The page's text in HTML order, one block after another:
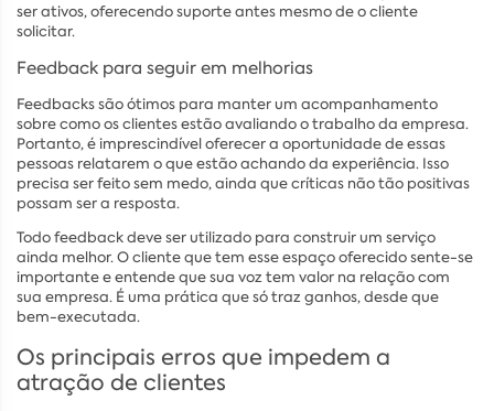
ser ativos, oferecendo suporte antes mesmo de o cliente
solicitar.
Feedback para seguir em melhorias
Feedbacks são ótimos para manter um acompanhamento
sobre como os clientes estão avaliando o trabalho da empresa.
Portanto, é imprescindível oferecer a oportunidade de essas
pessoas relatarem o que estão achando da experiência. Isso
precisa ser feito sem medo, ainda que críticas não tão positivas
possam ser a resposta.
Todo feedback deve ser utilizado para construir um serviço
ainda melhor. O cliente que tem esse espaço oferecido sente-se
importante e entende que sua voz tem valor na relação com
sua empresa. É uma prática que só traz ganhos, desde que
bem-executada.
Os principais erros que impedem a
atração de clientes